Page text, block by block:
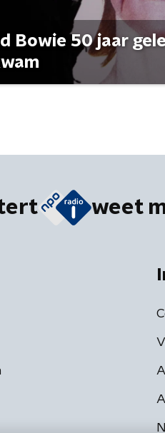
Bowie 50 jaar
weet